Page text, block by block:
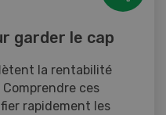
garder le cap
la rentabilité
ces
rapidement les